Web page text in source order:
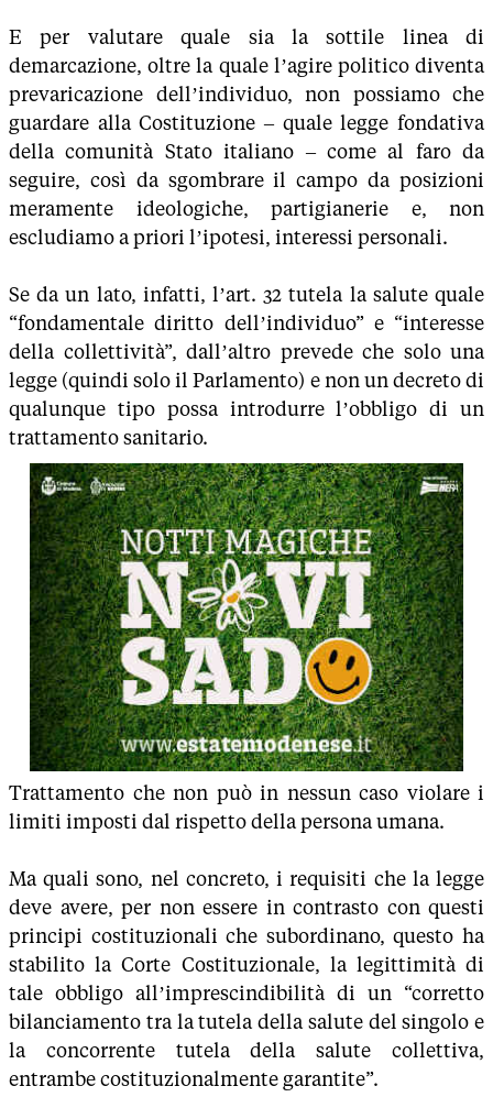
E per valutare quale sia la sottile linea di
demarcazione, oltre la quale l’agire politico diventa
prevaricazione dell’individuo, non possiamo che
guardare alla Costituzione – quale legge fondativa
della comunità Stato italiano – come al faro da
seguire, così da sgombrare il campo da posizioni
meramente ideologiche, partigianerie e, non
escludiamo a priori l’ipotesi, interessi personali.
Se da un lato, infatti, l’art. 32 tutela la salute quale
“fondamentale diritto dell’individuo” e “interesse
della collettività”, dall’altro prevede che solo una
legge (quindi solo il Parlamento) e non un decreto di
qualunque tipo possa introdurre l’obbligo di un
trattamento sanitario.
Trattamento che non può in nessun caso violare i
limiti imposti dal rispetto della persona umana.
Ma quali sono, nel concreto, i requisiti che la legge
deve avere, per non essere in contrasto con questi
principi costituzionali che subordinano, questo ha
stabilito la Corte Costituzionale, la legittimità di
tale obbligo all’imprescindibilità di un “corretto
bilanciamento tra la tutela della salute del singolo e
la concorrente tutela della salute collettiva,
entrambe costituzionalmente garantite”.